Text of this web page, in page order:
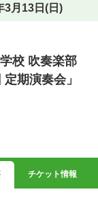
3月13日(日)
校 吹奏楽部
定期演奏会」
チケット情報